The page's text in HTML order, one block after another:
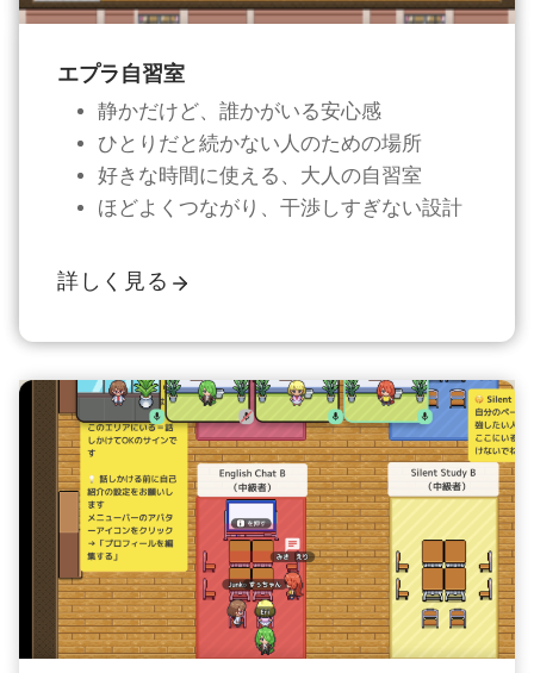
エプラ自習室
静かだけど、誰かがいる安心感
ひとりだと続かない人のための場所
好きな時間に使える、大人の自習室
ほどよくつながり、干渉しすぎない設計
詳しく見る